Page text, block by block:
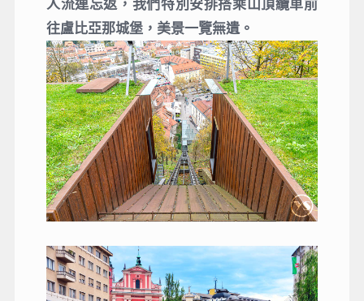
人流連忘返，我們特別安排搭乘山頂纜車前
往盧比亞那城堡，美景一覽無遺。